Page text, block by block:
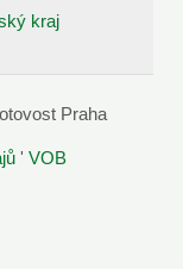
kraj
Praha
' VOB